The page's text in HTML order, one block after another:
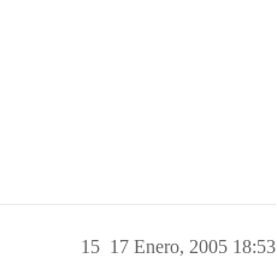
17 Enero, 2005 18:53
15